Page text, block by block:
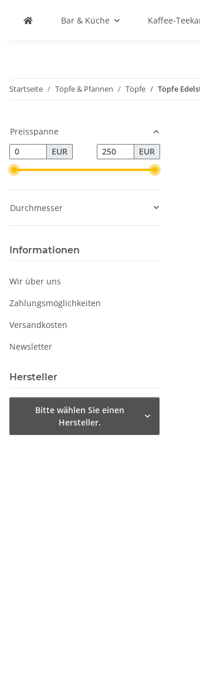
Bar & Küche Kaffee-
Startseite Töpfe & Pfannen Töpfe Töpfe
Preisspanne
EUR
EUR
Durchmesser
Informationen
Wir über uns
Zahlungsmöglichkeiten
Versandkosten
Newsletter
Hersteller
Bitte wählen Sie einen
Hersteller.